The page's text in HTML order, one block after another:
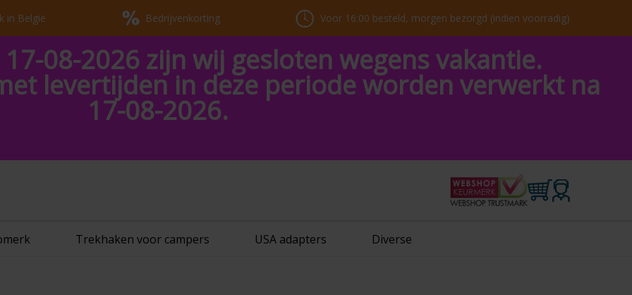
in België Bedrijvenkorting Voor 16:00 besteld, morgen bezorgd (indien voorradig)
08-2026 zijn wij gesloten wegens vakantie.
levertijden in deze periode worden verwerkt na
17-08-2026.
Trekhaken voor campers USA adapters Diverse